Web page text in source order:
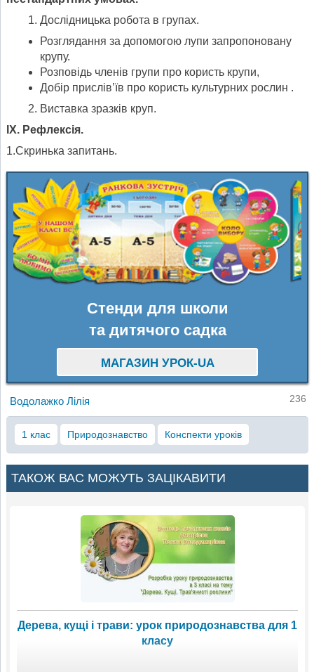
Дослідницька робота в групах.
Розглядання за допомогою лупи запропоновану
крупу.
Розповідь членів групи про користь крупи,
Добір прислів’їв про користь культурних рослин .
Виставка зразків круп.
ІХ. Рефлексія.
1.Скринька запитань.
Стенди для школи
та дитячого садка
МАГАЗИН УРОК-UA
Водолажко Лілія 236
1 клас Природознавство Конспекти уроків
ТАКОЖ ВАС МОЖУТЬ ЗАЦІКАВИТИ
Дерева, кущі і трави: урок природознавства для 1
класу